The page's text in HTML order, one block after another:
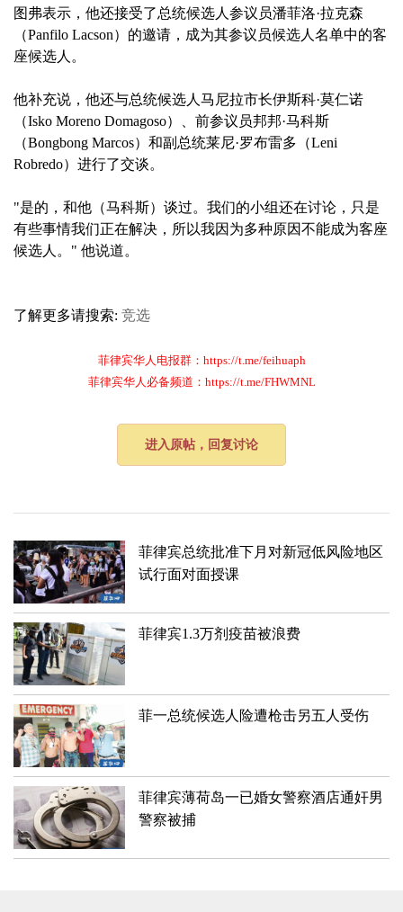
图弗表示，他还接受了总统候选人参议员潘菲洛·拉克森
（Panfilo Lacson）的邀请，成为其参议员候选人名单中的客
座候选人。
他补充说，他还与总统候选人马尼拉市长伊斯科·莫仁诺
（Isko Moreno Domagoso）、前参议员邦邦·马科斯
（Bongbong Marcos）和副总统莱尼·罗布雷多（Leni
Robredo）进行了交谈。
"是的，和他（马科斯）谈过。我们的小组还在讨论，只是
有些事情我们正在解决，所以我因为多种原因不能成为客座
候选人。" 他说道。
了解更多请搜索: 竞选
菲律宾华人电报群：https://t.me/feihuaph
菲律宾华人必备频道：https://t.me/FHWMNL
进入原帖，回复讨论
菲律宾总统批准下月对新冠低风险地区
试行面对面授课
菲律宾1.3万剂疫苗被浪费
菲一总统候选人险遭枪击另五人受伤
菲律宾薄荷岛一已婚女警察酒店通奸男
警察被捕